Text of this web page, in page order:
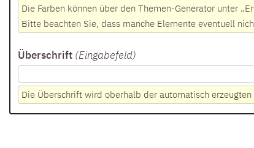
Die Farben können über den Themen-Generator unter
Bitte beachten Sie, dass manche Elemente eventuell
Überschrift (Eingabefeld)
Die Überschrift wird oberhalb der automatisch erzeugten